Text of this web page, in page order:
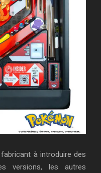
à introduire des
versions, les autres